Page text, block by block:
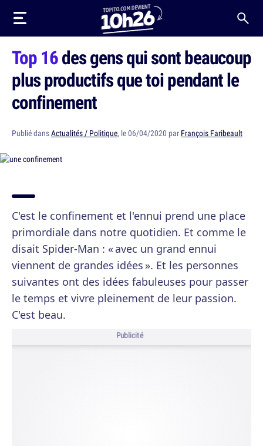
Top 16des gens qui sont beaucoup
plus productifs que toi pendant le
confinement
Publié dansActualités / Politique, le 06/04/2020 par François Faribeault
C'est le confinement et l'ennui prend une place
primordiale dans notre quotidien. Et comme le
disait Spider-Man : « avec un grand ennui
viennent de grandes idées ». Et les personnes
suivantes ont des idées fabuleuses pour passer
le temps et vivre pleinement de leur passion.
C'est beau.
Publicité